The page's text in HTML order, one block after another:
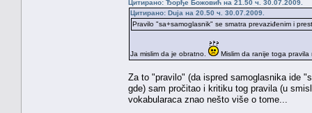
Цитирано: Ђорђе Божовић на 21.50 ч. 30.07.2009.
Цитирано: Duja на 20.50 ч. 30.07.2009.
Pravilo "sa+samoglasnik" se smatra prevaziđenim i
Ja mislim da je obratno. Mislim da ranije toga
Za to "pravilo" (da ispred samoglasnika ide
gde) sam pročitao i kritiku tog pravila (u
vokabularaca znao nešto više o tome...